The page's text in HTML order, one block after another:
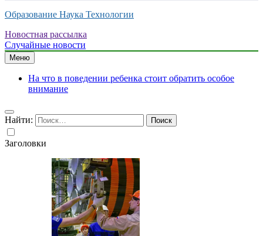
Образование Наука Технологии
Новостная рассылка
Случайные новости
Меню
На что в поведении ребенка стоит обратить особое
внимание
Найти:
Заголовки